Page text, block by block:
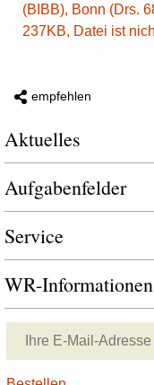
(BIBB), Bonn (Drs.
237KB, Datei ist
empfehlen
Aktuelles
Aufgabenfelder
Service
WR-Informationen